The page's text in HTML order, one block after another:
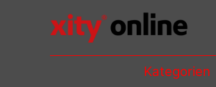
Kategorien